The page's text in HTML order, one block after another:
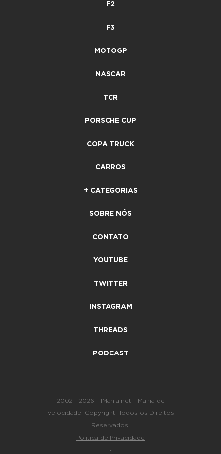
F2
F3
MOTOGP
NASCAR
TCR
PORSCHE CUP
COPA TRUCK
CARROS
+ CATEGORIAS
SOBRE NÓS
CONTATO
YOUTUBE
TWITTER
INSTAGRAM
THREADS
PODCAST
2002 - 2026 F1Mania.net - Mania de
Velocidade. Copyright. Todos os Direitos
Reservados.
Política de Privacidade
-